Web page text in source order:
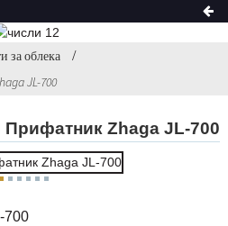
за облека
JL-700
Прифатник Zhaga JL-700
700